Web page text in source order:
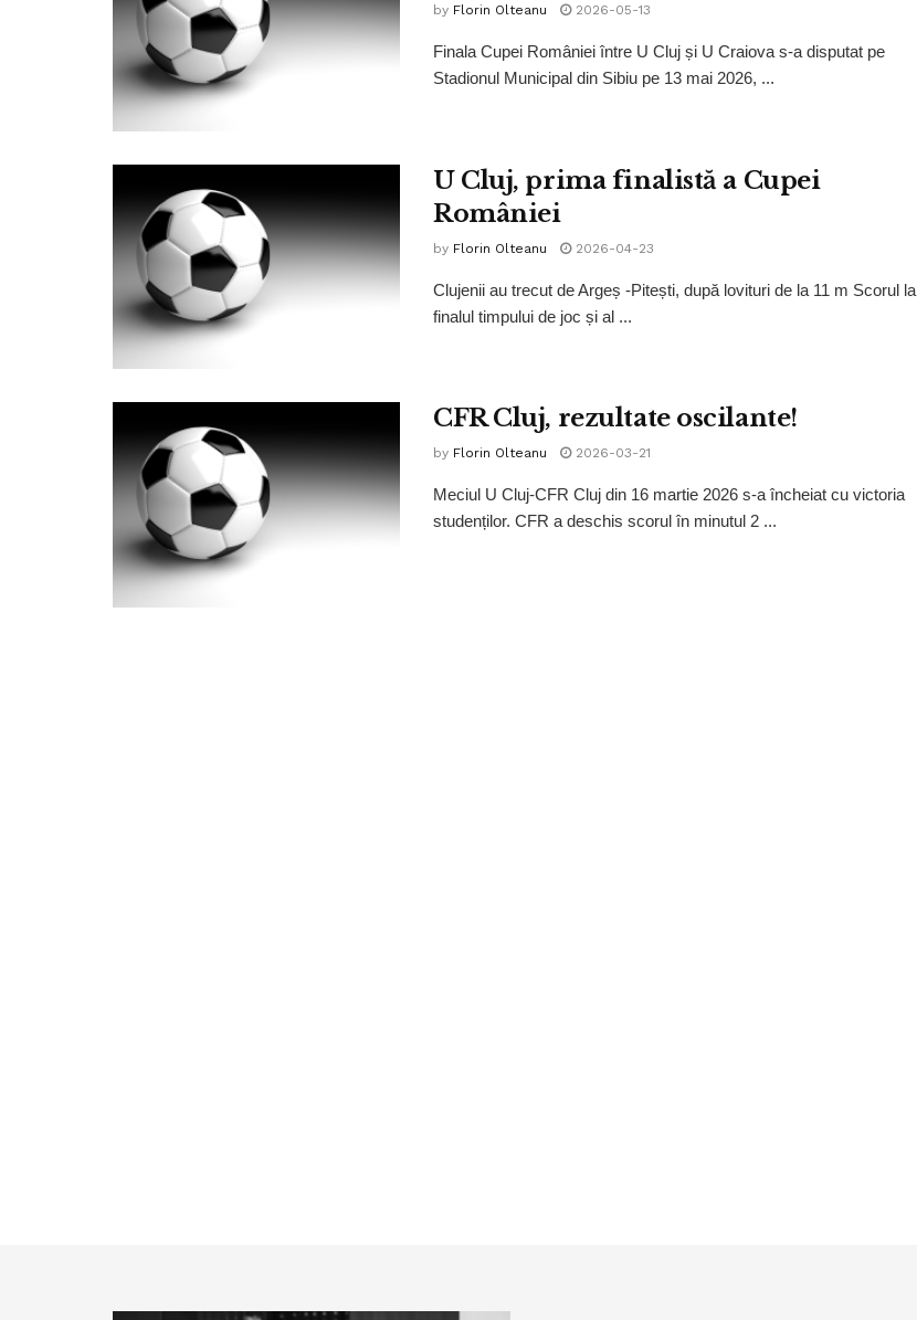
by Florin Olteanu 2026-05-13
Finala Cupei României între U Cluj și U Craiova s-a disputat pe
Stadionul Municipal din Sibiu pe 13 mai 2026, ...
U Cluj, prima finalistă a Cupei
României
by Florin Olteanu 2026-04-23
Clujenii au trecut de Argeș -Pitești, după lovituri de la 11 m Scorul la
finalul timpului de joc și al ...
CFR Cluj, rezultate oscilante!
by Florin Olteanu 2026-03-21
Meciul U Cluj-CFR Cluj din 16 martie 2026 s-a încheiat cu victoria
studenților. CFR a deschis scorul în minutul 2 ...